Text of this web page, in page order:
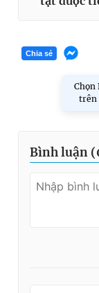
Chia sẻ
Chọn
trên
Bình luận (